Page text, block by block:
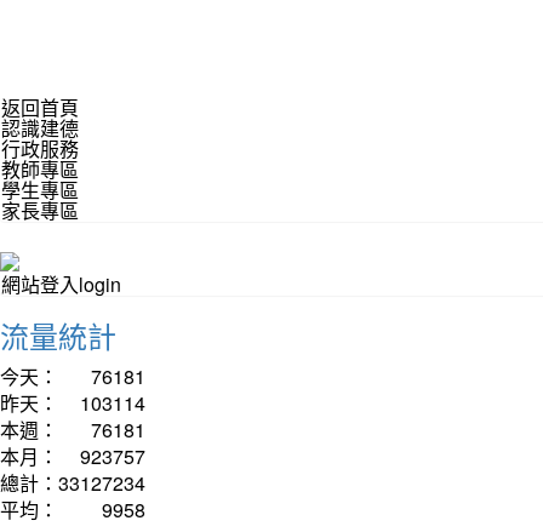
返回首頁
認識建德
行政服務
教師專區
學生專區
家長專區
網站登入login
流量統計
今天：
76181
昨天：
103114
本週：
76181
本月：
923757
總計： 33127234
平均：
9958